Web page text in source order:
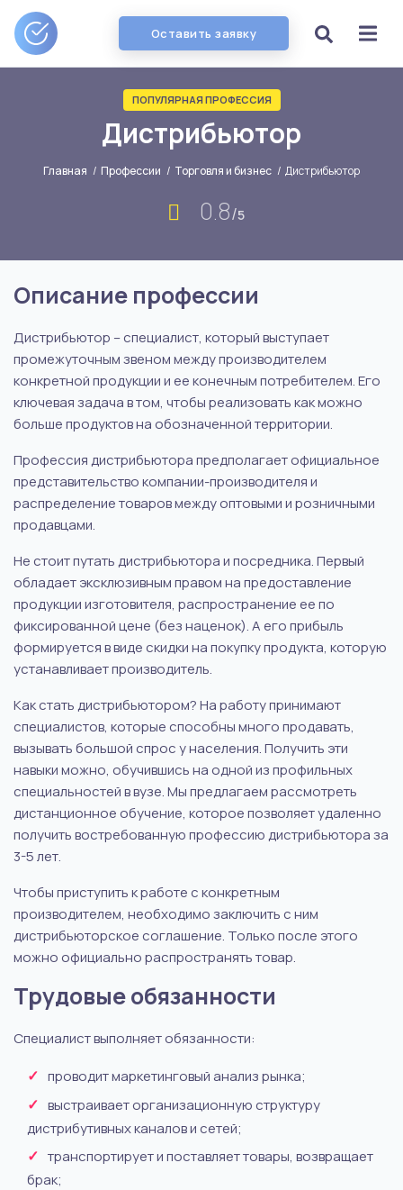
Оставить заявку
ПОПУЛЯРНАЯ ПРОФЕССИЯ
Дистрибьютор
Главная / Профессии / Торговля и бизнес / Дистрибьютор
0.8/5
Описание профессии
Дистрибьютор – специалист, который выступает
промежуточным звеном между производителем
конкретной продукции и ее конечным потребителем. Его
ключевая задача в том, чтобы реализовать как можно
больше продуктов на обозначенной территории.
Профессия дистрибьютора предполагает официальное
представительство компании-производителя и
распределение товаров между оптовыми и розничными
продавцами.
Не стоит путать дистрибьютора и посредника. Первый
обладает эксклюзивным правом на предоставление
продукции изготовителя, распространение ее по
фиксированной цене (без наценок). А его прибыль
формируется в виде скидки на покупку продукта, которую
устанавливает производитель.
Как стать дистрибьютором? На работу принимают
специалистов, которые способны много продавать,
вызывать большой спрос у населения. Получить эти
навыки можно, обучившись на одной из профильных
специальностей в вузе. Мы предлагаем рассмотреть
дистанционное обучение, которое позволяет удаленно
получить востребованную профессию дистрибьютора за
3-5 лет.
Чтобы приступить к работе с конкретным
производителем, необходимо заключить с ним
дистрибьюторское соглашение. Только после этого
можно официально распространять товар.
Трудовые обязанности
Специалист выполняет обязанности:
проводит маркетинговый анализ рынка;
выстраивает организационную структуру
дистрибутивных каналов и сетей;
транспортирует и поставляет товары, возвращает
брак;